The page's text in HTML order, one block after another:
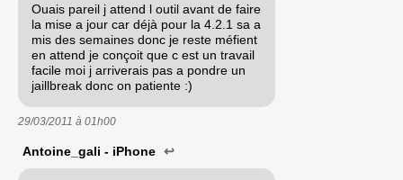
Ouais pareil j attend l outil avant de faire
la mise a jour car déjà pour la 4.2.1 sa a
mis des semaines donc je reste méfient
en attend je conçoit que c est un travail
facile moi j arriverais pas a pondre un
jaillbreak donc on patiente :)
29/03/2011 à 01h00
Antoine_gali - iPhone ↩